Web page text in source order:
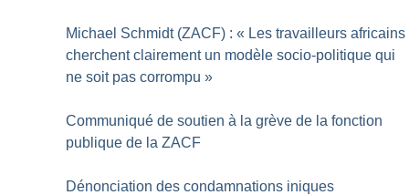
Michael Schmidt (ZACF) : « Les travailleurs africains
cherchent clairement un modèle socio-politique qui
ne soit pas corrompu »
Communiqué de soutien à la grève de la fonction
publique de la ZACF
Dénonciation des condamnations iniques